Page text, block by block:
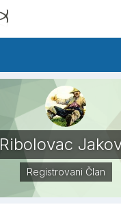
Ribolovac
Registrovani Član